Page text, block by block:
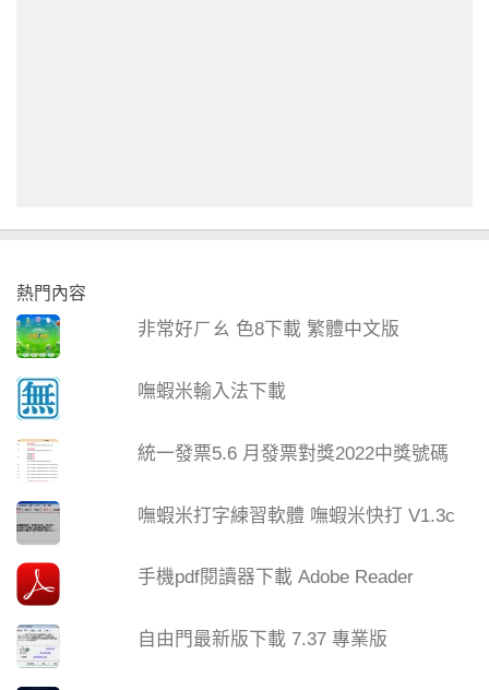
熱門內容
非常好ㄏㄠ 色8下載 繁體中文版
嘸蝦米輸入法下載
統一發票5.6 月發票對獎2022中獎號碼
嘸蝦米打字練習軟體 嘸蝦米快打 V1.3c
手機pdf閱讀器下載 Adobe Reader
自由門最新版下載 7.37 專業版